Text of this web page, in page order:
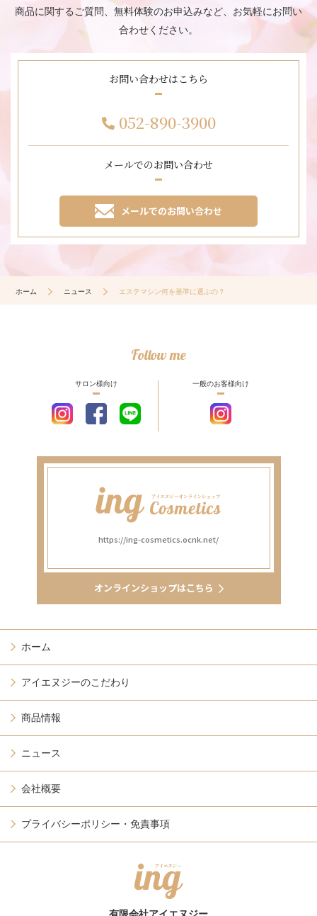
商品に関するご質問、無料体験のお申込みなど、お気軽にお問い
合わせください。
お問い合わせはこちら
052-890-3900
メールでのお問い合わせ
メールでのお問い合わせ
ホーム ニュース エステマシン何を基準に選ぶの？
Follow me
サロン様向け 一般のお客様向け
https://ing-cosmetics.ocnk.net/
オンラインショップはこちら
ホーム
アイエヌジーのこだわり
商品情報
ニュース
会社概要
プライバシーポリシー・免責事項